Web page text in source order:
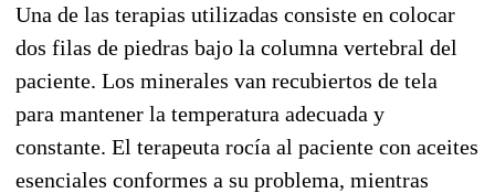
Una de las terapias utilizadas consiste en colocar
dos filas de piedras bajo la columna vertebral del
paciente. Los minerales van recubiertos de tela
para mantener la temperatura adecuada y
constante. El terapeuta rocía al paciente con aceites
esenciales conformes a su problema, mientras